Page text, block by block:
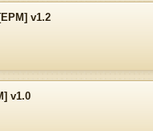
v1.2
v1.0